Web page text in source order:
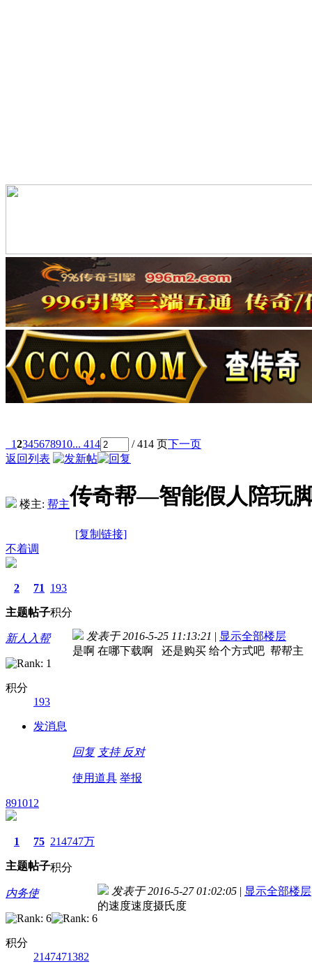
12345678910... 414 / 414 页下一页
返回列表
楼主: 帮主传奇帮—智能假人陪玩
[复制链接]
不着调
2
主题
71
帖子
193
积分
新人入帮
积分
193
发消息
发表于 2016-5-25 11:13:21 | 显示全部楼层
是啊 在哪下载啊 还是购买 给个方式吧 帮帮主
回复 支持 反对
使用道具 举报
891012
1
主题
75
帖子
214747万
积分
内务使
积分
2147471382
发表于 2016-5-27 01:02:05 | 显示全部楼层
的速度速度摄氏度